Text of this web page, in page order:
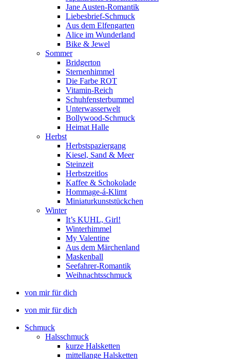
Jane Austen-Romantik
Liebesbrief-Schmuck
Aus dem Elfengarten
Alice im Wunderland
Bike & Jewel
Sommer
Bridgerton
Sternenhimmel
Die Farbe ROT
Vitamin-Reich
Schuhfensterbummel
Unterwasserwelt
Bollywood-Schmuck
Heimat Halle
Herbst
Herbstspaziergang
Kiesel, Sand & Meer
Steinzeit
Herbstzeitlos
Kaffee & Schokolade
Hommage-á-Klimt
Miniaturkunststückchen
Winter
It’s KUHL, Girl!
Winterhimmel
My Valentine
Aus dem Märchenland
Maskenball
Seefahrer-Romantik
Weihnachtsschmuck
von mir für dich
von mir für dich
Schmuck
Halsschmuck
kurze Halsketten
mittellange Halsketten